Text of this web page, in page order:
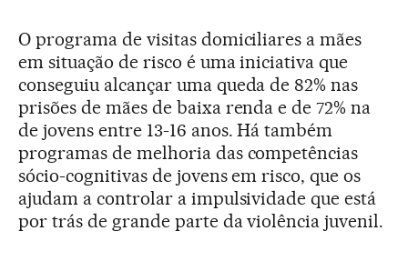
O programa de visitas domiciliares a mães
em situação de risco é uma iniciativa que
conseguiu alcançar uma queda de 82% nas
prisões de mães de baixa renda e de 72% na
de jovens entre 13-16 anos. Há também
programas de melhoria das competências
sócio-cognitivas de jovens em risco, que os
ajudam a controlar a impulsividade que está
por trás de grande parte da violência juvenil.